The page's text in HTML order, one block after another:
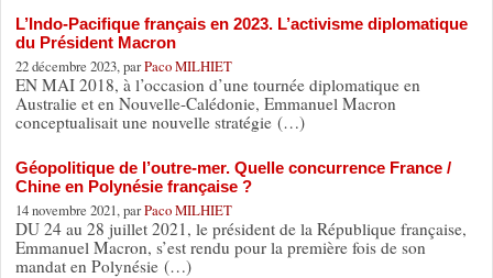
L’Indo-Pacifique français en 2023. L’activisme diplomatique
du Président Macron
22 décembre 2023, parPaco MILHIET
EN MAI 2018, à l’occasion d’une tournée diplomatique en
Australie et en Nouvelle-Calédonie, Emmanuel Macron
conceptualisait une nouvelle stratégie (…)
Géopolitique de l’outre-mer. Quelle concurrence France /
Chine en Polynésie française ?
14 novembre 2021, parPaco MILHIET
DU 24 au 28 juillet 2021, le président de la République française,
Emmanuel Macron, s’est rendu pour la première fois de son
mandat en Polynésie (…)